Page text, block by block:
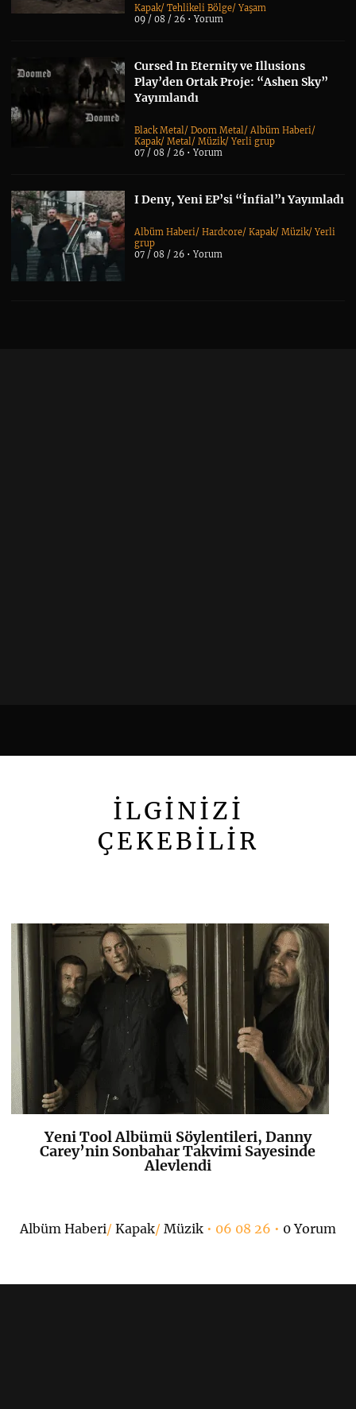
Kapak/Tehlikeli Bölge/Yaşam
09 / 08 / 26 •Yorum
Cursed In Eternity ve Illusions
Play’den Ortak Proje: “Ashen Sky”
Yayımlandı
Black Metal/Doom Metal/Albüm Haberi/
Kapak/Metal/Müzik/Yerli grup
07 / 08 / 26 •Yorum
I Deny, Yeni EP’si “İnfial”ı Yayımladı
Albüm Haberi/Hardcore/Kapak/Müzik/Yerli
grup
07 / 08 / 26 •Yorum
İLGİNİZİ
ÇEKEBİLİR
K+
Yeni Tool Albümü Söylentileri, Danny
Carey’nin Sonbahar Takvimi Sayesinde
Alevlendi
Albüm Haberi/ Kapak/ Müzik• 06 08 26 • 0 Yorum